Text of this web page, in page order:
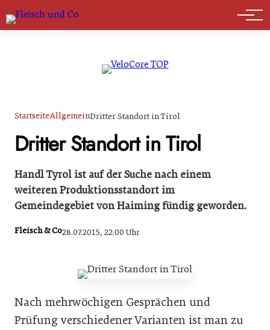
Marktführer
StartseiteAllgemeinDritter Standort in Tirol
Dritter Standort in Tirol
Handl Tyrol ist auf der Suche nach einem
weiteren Produktionsstandort im
Gemeindegebiet von Haiming fündig geworden.
Fleisch & Co28.07.2015, 22:00 Uhr
Nach mehrwöchigen Gesprächen und
Prüfung verschiedener Varianten ist man zu